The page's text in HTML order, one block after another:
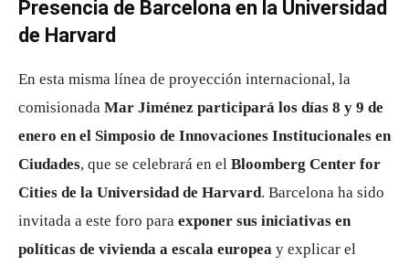
Presencia de Barcelona en la Universidad
de Harvard
En esta misma línea de proyección internacional, la
comisionada Mar Jiménez participará los días 8 y 9 de
enero en el Simposio de Innovaciones Institucionales en
Ciudades, que se celebrará en el Bloomberg Center for
Cities de la Universidad de Harvard. Barcelona ha sido
invitada a este foro para exponer sus iniciativas en
políticas de vivienda a escala europea y explicar el